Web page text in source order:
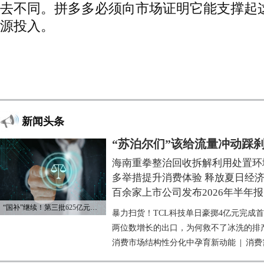
去不同。拼多多必须向市场证明它能支撑起
源投入。
新闻头条
“国补”继续！第三批625亿元资金已下达
“苏泊尔们”该给流量冲动踩
海南重拳整治回收拆解利用处置
多举措提升消费体验 释放夏日经
百余家上市公司发布2026年半年报
暴力扫货！TCL科技单日豪掷4亿元完成
两位数增长的出口，为何救不了冰洗的排
消费市场结构性分化中孕育新动能
消费